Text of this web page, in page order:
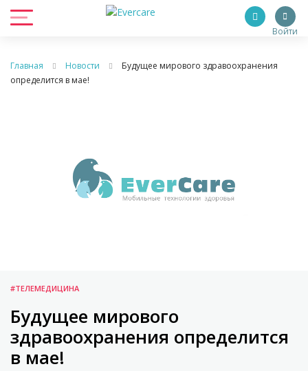
Войти
Главная Новости
Будущее мирового здравоохранения
определится в мае!
#ТЕЛЕМЕДИЦИНА
Будущее мирового
здравоохранения определится
в мае!